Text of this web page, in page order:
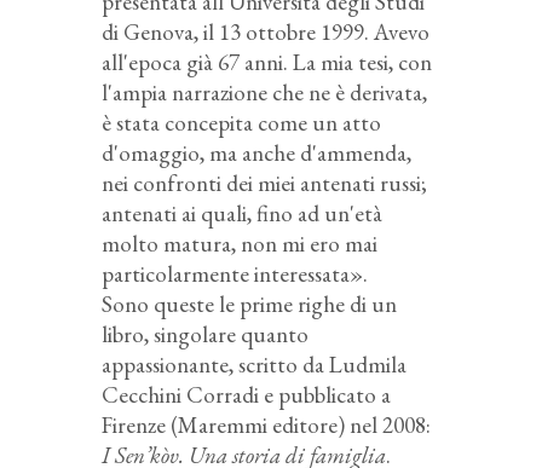
di Genova, il 13 ottobre 1999. Avevo
all'epoca già 67 anni. La mia tesi, con
l'ampia narrazione che ne è derivata,
è stata concepita come un atto
d'omaggio, ma anche d'ammenda,
nei confronti dei miei antenati russi;
antenati ai quali, fino ad un'età
molto matura, non mi ero mai
particolarmente interessata».
Sono queste le prime righe di un
libro, singolare quanto
appassionante, scritto da Ludmila
Cecchini Corradi e pubblicato a
Firenze (Maremmi editore) nel 2008:
I Sen’kòv. Una storia di famiglia.